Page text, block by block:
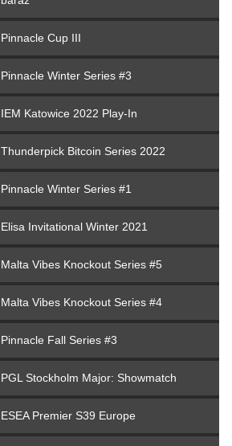
Pinnacle Cup III
Pinnacle Winter Series #3
IEM Katowice 2022 Play-In
Thunderpick Bitcoin Series 2022
Pinnacle Winter Series #1
Elisa Invitational Winter 2021
Malta Vibes Knockout Series #5
Malta Vibes Knockout Series #4
Pinnacle Fall Series #3
PGL Stockholm Major: Showmatch
ESEA Premier S39 Europe